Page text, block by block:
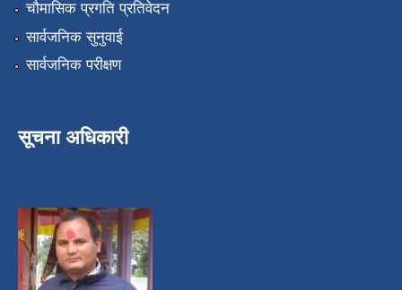
चौमासिक प्रगति प्रतिवेदन
सार्वजनिक सुनुवाई
सार्वजनिक परीक्षण
सूचना अधिकारी